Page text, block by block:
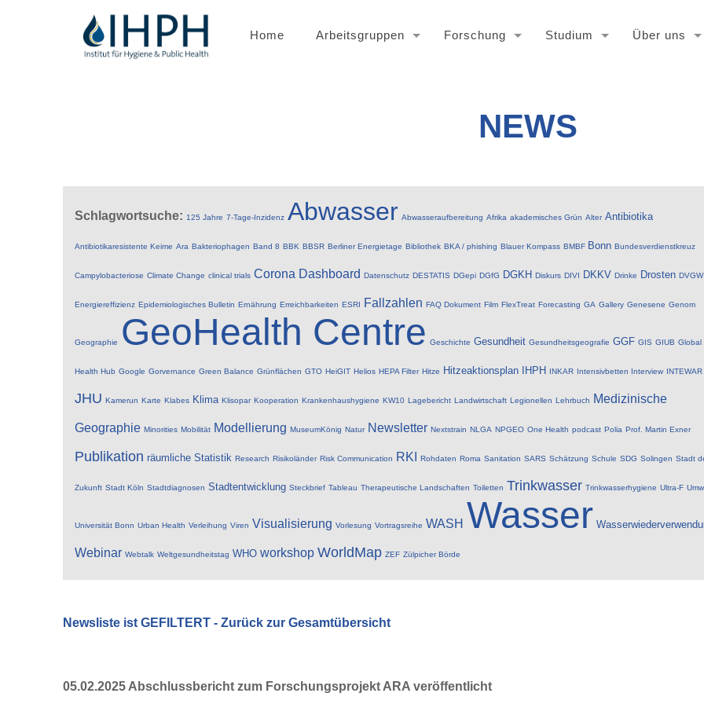
Home Arbeitsgruppen Forschung Studium Über uns
NEWS
Schlagwortsuche: 125 Jahre 7-Tage-Inzidenz Abwasser Abwasseraufbereitung Afrika akademisches Grün Alter Antibiotika
Antibiotikaresistente Keime Ara Bakteriophagen Band 8 BBK BBSR Berliner Energietage Bibliothek BKA / phishing Blauer Kompass BMBF Bonn Bundesverdienstkreuz
Campylobacteriose Climate Change clinical trials Corona Dashboard Datenschutz DESTATIS DGepi DGfG DGKH Diskurs DIVI DKKV Drinke Drosten DVGW
Energiereffizienz Epidemiologisches Bulletin Ernährung Erreichbarkeiten ESRI Fallzahlen FAQ Dokument Film FlexTreat Forecasting GA Gallery Genesene Genom
Geographie GeoHealth Centre Geschichte Gesundheit Gesundheitsgeografie GGF GIS GIUB Global
Health Hub Google Gorvernance Green Balance Grünflächen GTO HeiGIT Helios HEPA Filter Hitze Hitzeaktionsplan IHPH INKAR Intensivbetten Interview INTEWAR
JHU Kamerun Karte Klabes Klima Klisopar Kooperation Krankenhaushygiene KW10 Lagebericht Landwirtschaft Legionellen Lehrbuch Medizinische
Geographie Minorities Mobilität Modellierung MuseumKönig Natur Newsletter Nextstrain NLGA NPGEO One Health podcast Polia Prof. Martin Exner
Publikation räumliche Statistik Research Risikoländer Risk Communication RKI Rohdaten Roma Sanitation SARS Schätzung Schule SDG Solingen Stadt
Zukunft Stadt Köln Stadtdiagnosen Stadtentwicklung Steckbrief Tableau Therapeutische Landschaften Toiletten Trinkwasser Trinkwasserhygiene Ultra-F
Universität Bonn Urban Health Verleihung Viren Visualisierung Vorlesung Vortragsreihe WASH Wasser
Webinar Webtalk Weltgesundheitstag WHO workshop WorldMap ZEF Zülpicher Börde
Newsliste ist GEFILTERT - Zurück zur Gesamtübersicht
05.02.2025 Abschlussbericht zum Forschungsprojekt ARA veröffentlicht